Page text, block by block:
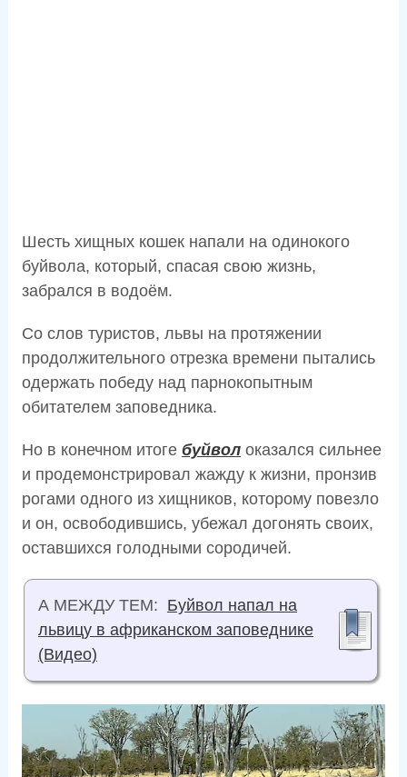
Шесть хищных кошек напали на одинокого
буйвола, который, спасая свою жизнь,
забрался в водоём.
Со слов туристов, львы на протяжении
продолжительного отрезка времени пытались
одержать победу над парнокопытным
обитателем заповедника.
Но в конечном итоге буйволоказался сильнее
и продемонстрировал жажду к жизни, пронзив
рогами одного из хищников, которому повезло
и он, освободившись, убежал догонять своих,
оставшихся голодными сородичей.
А МЕЖДУ ТЕМ: Буйвол напал на
львицу в африканском заповеднике
(Видео)